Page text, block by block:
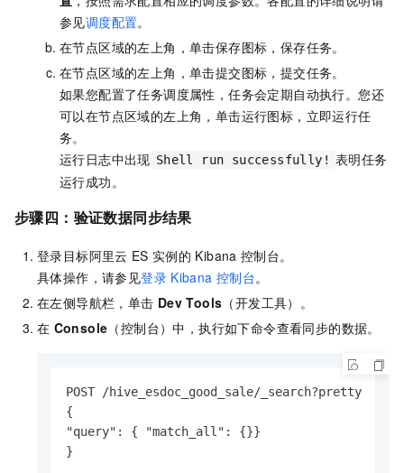
参见调度配置。
在节点区域的左上角，单击保存图标，保存任务。
在节点区域的左上角，单击提交图标，提交任务。
如果您配置了任务调度属性，任务会定期自动执行。您还
可以在节点区域的左上角，单击运行图标，立即运行任
务。
运行日志中出现 Shell run successfully! 表明任务
运行成功。
步骤四：验证数据同步结果
登录目标阿里云 ES 实例的 Kibana 控制台。
具体操作，请参见登录 Kibana 控制台。
在左侧导航栏，单击 Dev Tools （开发工具）。
在 Console （控制台）中，执行如下命令查看同步的数据。
POST /hive_esdoc_good_sale/_search?pretty
{
"query": { "match_all": {}}
}